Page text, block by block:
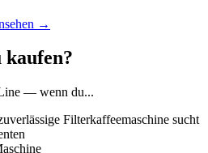
→
kaufen?
— wenn du...
Filterkaffeemaschine sucht